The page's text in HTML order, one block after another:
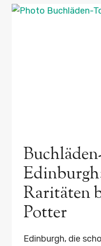
Raritäten
Potter
Edinburgh, die